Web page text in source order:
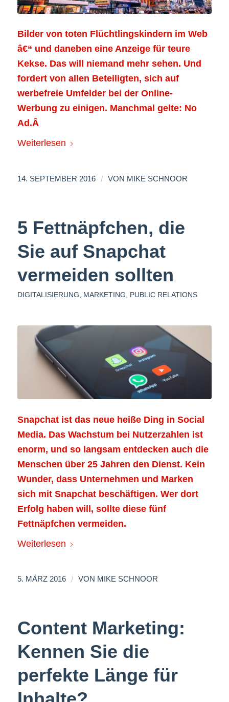
Bilder von toten Flüchtlingskindern im Web
â€“ und daneben eine Anzeige für teure
Kekse. Das will niemand mehr sehen. Und
fordert von allen Beteiligten, sich auf
werbefreie Umfelder bei der Online-
Werbung zu einigen. Manchmal gelte: No
Ad.Â
Weiterlesen
14. SEPTEMBER 2016 / VON MIKE SCHNOOR
5 Fettnäpfchen, die
Sie auf Snapchat
vermeiden sollten
DIGITALISIERUNG MARKETING PUBLIC RELATIONS
Snapchat ist das neue heiße Ding in Social
Media. Das Wachstum bei Nutzerzahlen ist
enorm, und so langsam entdecken auch die
Menschen über 25 Jahren den Dienst. Kein
Wunder, dass Unternehmen und Marken
sich mit Snapchat beschäftigen. Wer dort
Erfolg haben will, sollte diese fünf
Fettnäpfchen vermeiden.
Weiterlesen
5. MÄRZ 2016 / VON MIKE SCHNOOR
Content Marketing:
Kennen Sie die
perfekte Länge für